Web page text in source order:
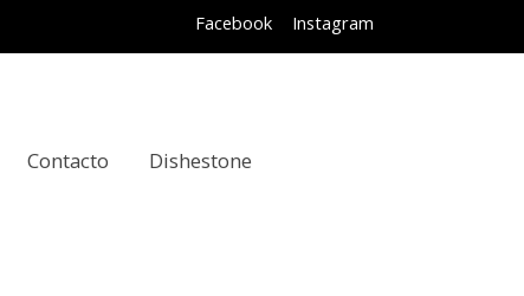
Facebook Instagram
Contacto Dishestone